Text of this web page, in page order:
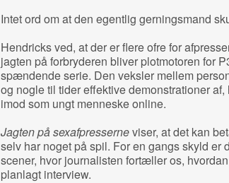
Intet ord om at den egentlig gerningsmand
Hendricks ved, at der er flere ofre for
jagten på forbryderen bliver plotmotoren for
spændende serie. Den veksler mellem
og nogle til tider effektive demonstrationer
imod som ungt menneske online.
Jagten på sexafpresserneviser, at det kan
selv har noget på spil. For en gangs skyld er
scener, hvor journalisten fortæller os,
planlagt interview.